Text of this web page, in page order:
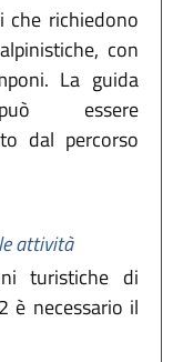
che richiedono
con
La guida
può essere
dal percorso
attività
turistiche di
è necessario il